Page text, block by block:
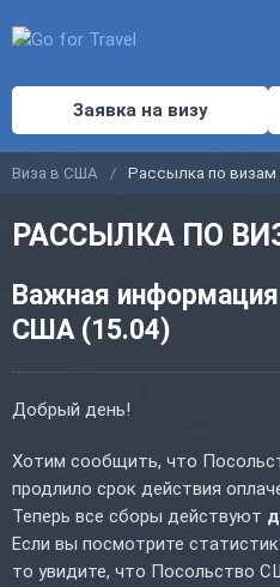
Заявка на визу
Виза в США Рассылка по
РАССЫЛКА ПО
Важная
США (15.04)
Добрый день!
Хотим сообщить, что
продлило срок действия
Теперь все сборы действуют
Если вы посмотрите
то увидите, что Посольство